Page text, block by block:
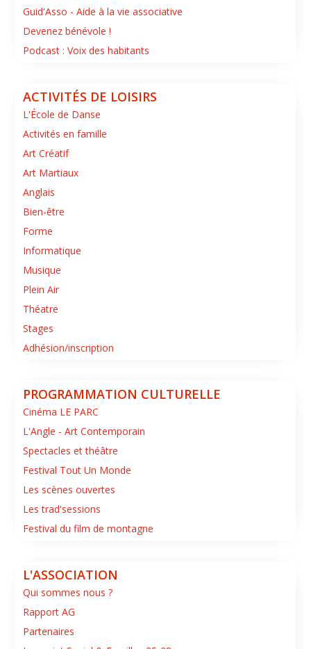
Guid'Asso - Aide à la vie associative
Devenez bénévole !
Podcast : Voix des habitants
ACTIVITÉS DE LOISIRS
L'École de Danse
Activités en famille
Art Créatif
Art Martiaux
Anglais
Bien-être
Forme
Informatique
Musique
Plein Air
Théatre
Stages
Adhésion/inscription
PROGRAMMATION CULTURELLE
Cinéma LE PARC
L'Angle - Art Contemporain
Spectacles et théâtre
Festival Tout Un Monde
Les scènes ouvertes
Les trad'sessions
Festival du film de montagne
L'ASSOCIATION
Qui sommes nous ?
Rapport AG
Partenaires